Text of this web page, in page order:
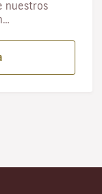
nuestros